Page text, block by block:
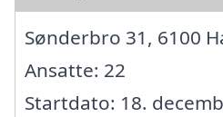
Sønderbro 31, 6100
Ansatte: 22
Startdato: 18.